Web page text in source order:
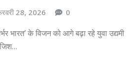
28, 2026 0
भारत’ के विजन को आगे बढ़ा रहे युवा उद्यमी